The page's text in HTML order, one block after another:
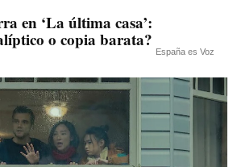
en ‘La última casa’:
o copia barata?
España es Voz